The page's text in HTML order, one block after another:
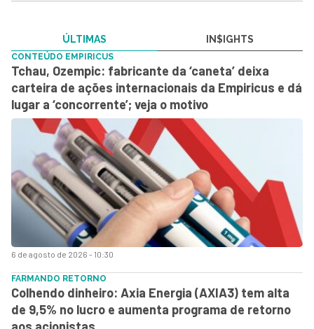
ÚLTIMAS IN$IGHTS
6 de agosto de 2026 - 10:30
CONTEÚDO EMPIRICUS
Tchau, Ozempic: fabricante da ‘caneta’ deixa
carteira de ações internacionais da Empiricus e dá
lugar a ‘concorrente’; veja o motivo
FARMANDO RETORNO
Colhendo dinheiro: Axia Energia (AXIA3) tem alta
de 9,5% no lucro e aumenta programa de retorno